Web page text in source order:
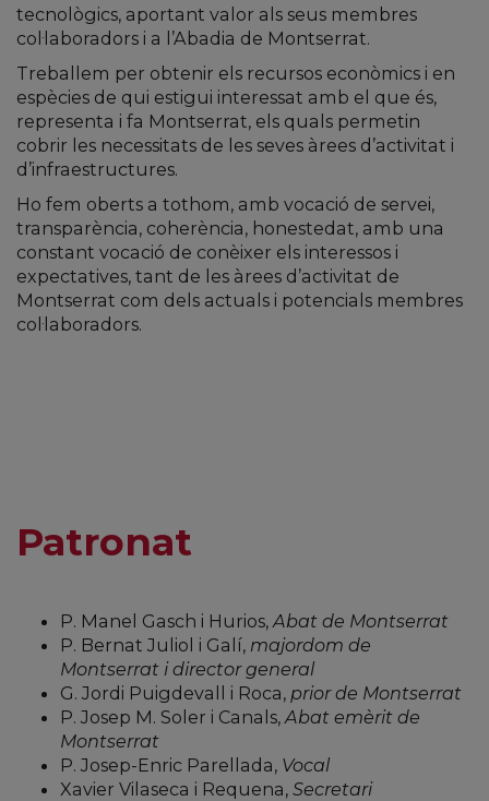
tecnològics, aportant valor als seus membres
col·laboradors i a l’Abadia de Montserrat.
Treballem per obtenir els recursos econòmics i en
espècies de qui estigui interessat amb el que és,
representa i fa Montserrat, els quals permetin
cobrir les necessitats de les seves àrees d’activitat i
d’infraestructures.
Ho fem oberts a tothom, amb vocació de servei,
transparència, coherència, honestedat, amb una
constant vocació de conèixer els interessos i
expectatives, tant de les àrees d’activitat de
Montserrat com dels actuals i potencials membres
col·laboradors.
Patronat
P. Manel Gasch i Hurios, Abat de Montserrat
P. Bernat Juliol i Galí, majordom de
Montserrat i director general
G. Jordi Puigdevall i Roca, prior de Montserrat
P. Josep M. Soler i Canals, Abat emèrit de
Montserrat
P. Josep-Enric Parellada, Vocal
Xavier Vilaseca i Requena, Secretari